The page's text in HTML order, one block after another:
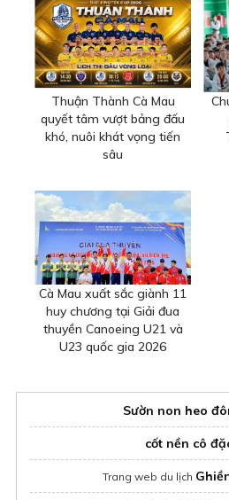
Thuận Thành Cà Mau
quyết tâm vượt bảng đấu
khó, nuôi khát vọng tiến
sâu
Cà Mau xuất sắc giành 11
huy chương tại Giải đua
thuyền Canoeing U21 và
U23 quốc gia 2026
Sườn non heo
cốt nền cô
Trang web du lịch